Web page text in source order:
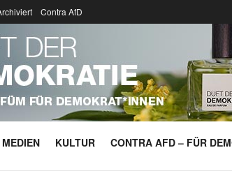
Contra AfD
KULTUR CONTRA AFD – FÜR